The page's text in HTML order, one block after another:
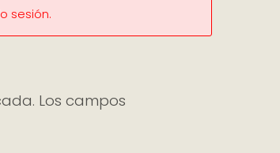
sesión.
Los campos